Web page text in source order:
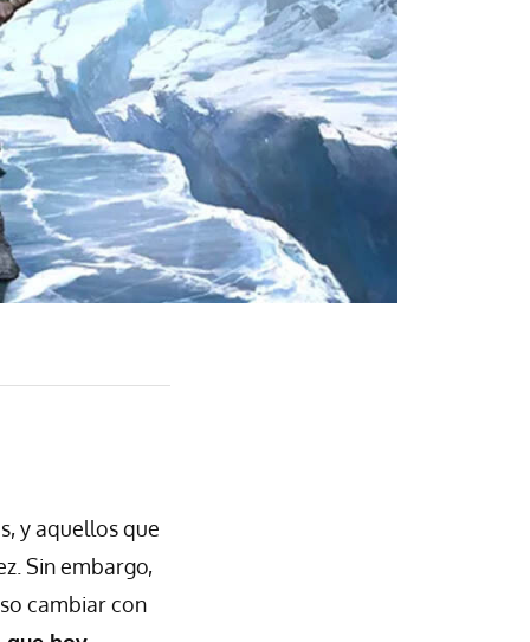
y aquellos que
Sin embargo,
cambiar con